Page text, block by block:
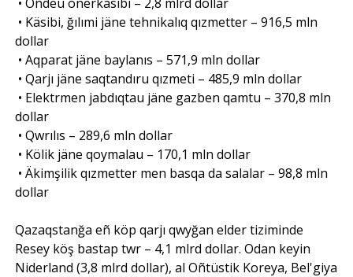
• Käsibi, ğılımi jäne tehnikalıq qızmetter – 916,5 mln
dollar
• Aqparat jäne baylanıs – 571,9 mln dollar
• Qarjı jäne saqtandıru qızmeti – 485,9 mln dollar
• Elektrmen jabdıqtau jäne gazben qamtu – 370,8 mln
dollar
• Qwrılıs – 289,6 mln dollar
• Kölik jäne qoymalau – 170,1 mln dollar
• Äkimşilik qızmetter men basqa da salalar – 98,8 mln
dollar
Qazaqstanğa eñ köp qarjı qwyğan elder tiziminde
Resey köş bastap twr – 4,1 mlrd dollar. Odan keyin
Niderland (3,8 mlrd dollar), al Oñtüstik Koreya, Bel'giya